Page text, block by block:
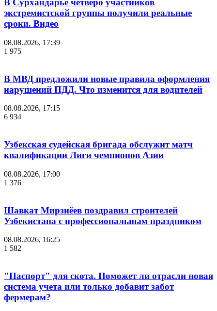
В Сурхандарье четверо участников
экстремистской группы получили реальные
сроки. Видео
08.08.2026, 17:39
1 975
В МВД предложили новые правила оформления
нарушений ПДД. Что изменится для водителей
08.08.2026, 17:15
6 934
Узбекская судейская бригада обслужит матч
квалификации Лиги чемпионов Азии
08.08.2026, 17:00
1 376
Шавкат Мирзиёев поздравил строителей
Узбекистана с профессиональным праздником
08.08.2026, 16:25
1 582
"Паспорт" для скота. Поможет ли отрасли новая
система учета или только добавит забот
фермерам?